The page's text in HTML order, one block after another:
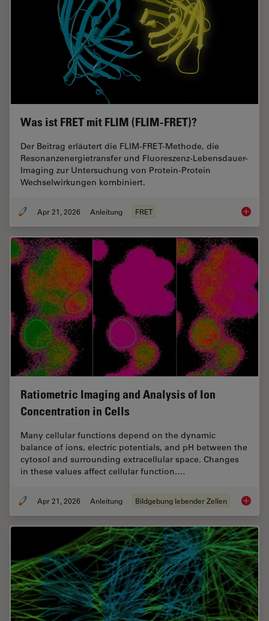
Was ist FRET mit FLIM (FLIM-FRET)?
Der Beitrag erläutert die FLIM-FRET-Methode, die
Resonanzenergietransfer und Fluoreszenz-Lebensdauer-
Imaging zur Untersuchung von Protein-Protein
Wechselwirkungen kombiniert.
Apr 21, 2026 Anleitung FRET Was ist
Ratiometric Imaging and Analysis of Ion
Concentration in Cells
Many cellular functions depend on the dynamic
balance of ions, electric potentials, and pH between the
cytosol and surrounding extracellular space. Changes
in these values affect cellular function.…
Apr 21, 2026 Anleitung Bildgebung lebender Zellen